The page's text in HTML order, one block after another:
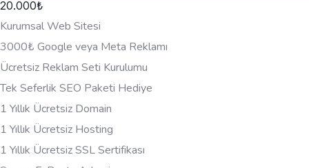
20.000₺
Kurumsal Web Sitesi
3000₺ Google veya Meta Reklamı
Ücretsiz Reklam Seti Kurulumu
Tek Seferlik SEO Paketi Hediye
1 Yıllık Ücretsiz Domain
1 Yıllık Ücretsiz Hosting
1 Yıllık Ücretsiz SSL Sertifikası